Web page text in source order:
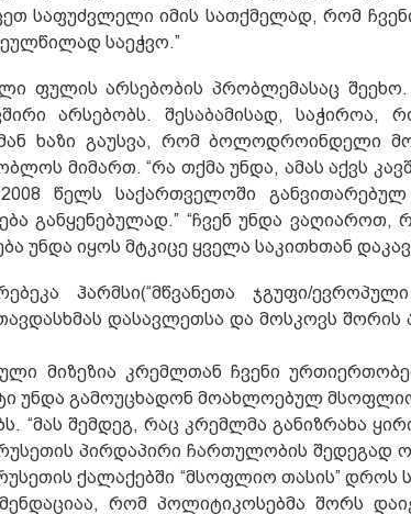
საფუძვლელი იმის სათქმელად, რომ
საეჭვო.”
ფულის არსებობის პრობლემასაც
არსებობს. შესაბამისად, საჭიროა,
ხაზი გაუსვა, რომ ბოლოდროინდელი
მიმართ. “რა თქმა უნდა, ამას აქვს
წელს საქართველოში
განყენებულად.” “ჩვენ უნდა ვაღიაროთ,
უნდა იყოს მტკიცე ყველა საკითხთან
ჰარმსი(“მწვანეთა ჯგუფი/
დასავლეთსა და მოსკოვს
მიზეზია კრემლთან ჩვენი
უნდა გამოუცხადონ მოახლოებულ
“მას შემდეგ, რაც კრემლმა განიზრახა
პირდაპირი ჩართულობის შედეგად
ქალაქებში “მსოფლიო თასის” დროს
რომ პოლიტიკოსებმა შორს